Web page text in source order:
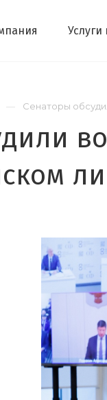
Сенаторы